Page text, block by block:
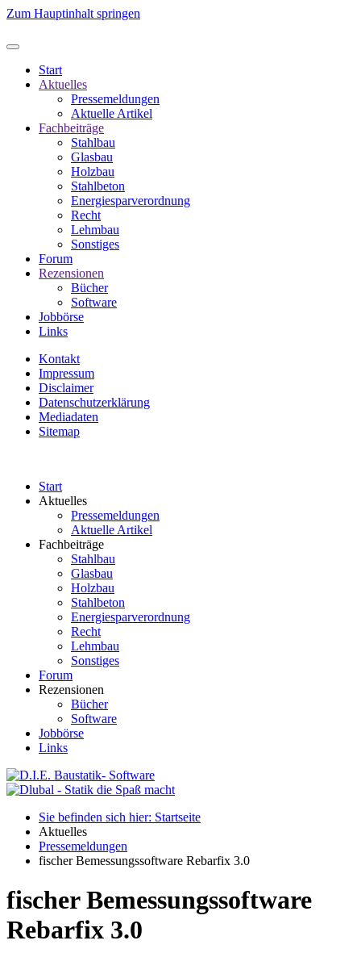
Zum Hauptinhalt springen
Start
Aktuelles
Pressemeldungen
Aktuelle Artikel
Fachbeiträge
Stahlbau
Glasbau
Holzbau
Stahlbeton
Energiesparverordnung
Recht
Lehmbau
Sonstiges
Forum
Rezensionen
Bücher
Software
Jobbörse
Links
Kontakt
Impressum
Disclaimer
Datenschutzerklärung
Mediadaten
Sitemap
Start
Aktuelles
Pressemeldungen
Aktuelle Artikel
Fachbeiträge
Stahlbau
Glasbau
Holzbau
Stahlbeton
Energiesparverordnung
Recht
Lehmbau
Sonstiges
Forum
Rezensionen
Bücher
Software
Jobbörse
Links
Sie befinden sich hier: Startseite
Aktuelles
Pressemeldungen
fischer Bemessungssoftware Rebarfix 3.0
fischer Bemessungssoftware
Rebarfix 3.0